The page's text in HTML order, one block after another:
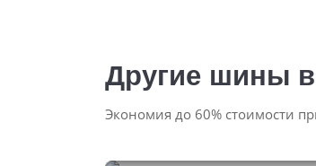
Другие шины
Экономия до 60% стоимости